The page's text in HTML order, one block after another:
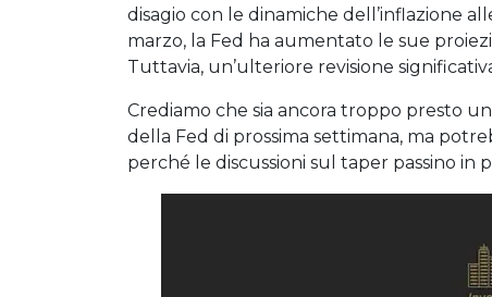
disagio con le dinamiche dell’inflazione
marzo, la Fed ha aumentato le sue
Tuttavia, un’ulteriore revisione
Crediamo che sia ancora troppo presto
della Fed di prossima settimana, ma
perché le discussioni sul taper passino in